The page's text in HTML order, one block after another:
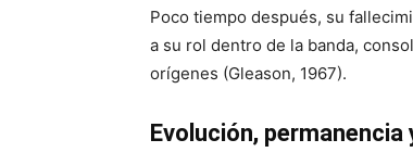
Poco tiempo después, su
a su rol dentro de la banda,
orígenes (Gleason, 1967).
Evolución,